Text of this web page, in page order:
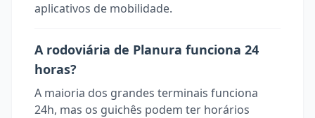
aplicativos de mobilidade.
A rodoviária de Planura funciona 24
horas?
A maioria dos grandes terminais funciona
24h, mas os guichês podem ter horários